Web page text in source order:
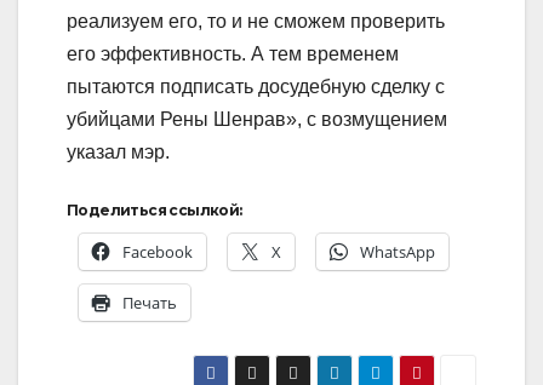
реализуем его, то и не сможем проверить
его эффективность. А тем временем
пытаются подписать досудебную сделку с
убийцами Рены Шенрав», с возмущением
указал мэр.
Поделиться ссылкой:
Facebook X WhatsApp
Печать